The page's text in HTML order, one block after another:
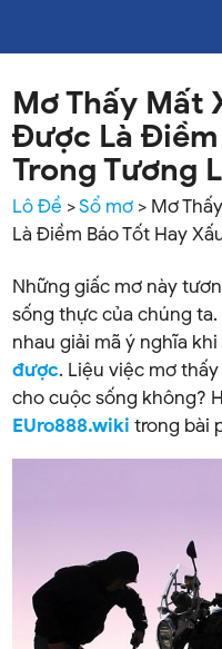
Mơ Thấy Mất
Được Là Điềm
Trong Tương
Lô Đề >Sổ mơ> Mơ
Là Điềm Báo Tốt Hay
Những giấc mơ này
sống thực của chúng
nhau giải mã ý nghĩa khi
được. Liệu việc mơ
cho cuộc sống không?
EUro888.wiki trong bài